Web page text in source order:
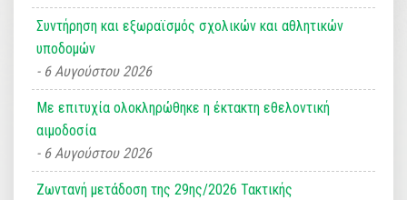
Συντήρηση και εξωραϊσμός σχολικών και αθλητικών
υποδομών
6 Αυγούστου 2026
Με επιτυχία ολοκληρώθηκε η έκτακτη εθελοντική
αιμοδοσία
6 Αυγούστου 2026
Ζωντανή μετάδοση της 29ης/2026 Τακτικής